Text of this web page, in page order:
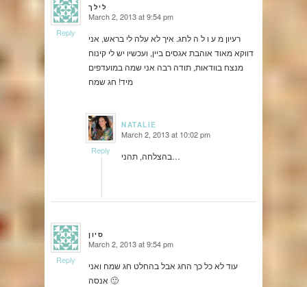
לילך
says: March 2, 2013 at 9:54 pm
רעיון מ ע ו ל ה לחג. איך לא עלה לי בראש, אני
דווקא מאוד אוהבת אגסים ביין, ועכשיו יש לי קינוח
מנצח בוודאות, תודה רבה אני שמה במועדפים
מיד! חג שמח
Reply
NATALIE
says: March 2, 2013 at 10:02 pm
בהצלחה, תהני… Reply
סיון
says: March 2, 2013 at 9:54 pm
עוד לא כל כך החג אבל בהחלט חג שמח ואני
אנסה 🙂
Reply